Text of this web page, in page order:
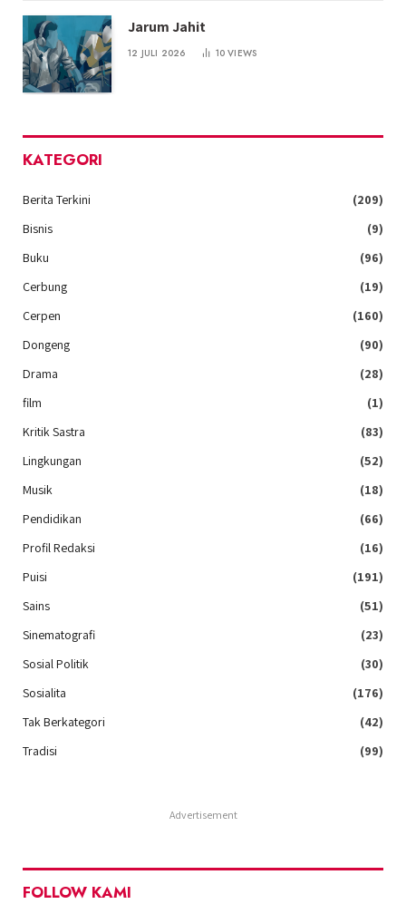
Jarum Jahit
12 JULI 2026 10VIEWS
KATEGORI
Berita Terkini
(209)
Bisnis
(9)
Buku
(96)
Cerbung
(19)
Cerpen
(160)
Dongeng
(90)
Drama
(28)
film
(1)
Kritik Sastra
(83)
Lingkungan
(52)
Musik
(18)
Pendidikan
(66)
Profil Redaksi
(16)
Puisi
(191)
Sains
(51)
Sinematografi
(23)
Sosial Politik
(30)
Sosialita
(176)
Tak Berkategori
(42)
Tradisi
(99)
Advertisement
FOLLOW KAMI